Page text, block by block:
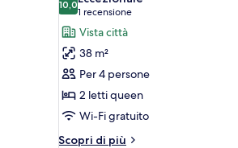
le
foto
per
Fairmont
Gold,
Camera,
2
letti
10,010,0 su 10
1 recensione
(1
recensione)
Vista città
38 m²
Per 4 persone
2 letti queen
Wi-Fi gratuito
Scopri di più
Altri